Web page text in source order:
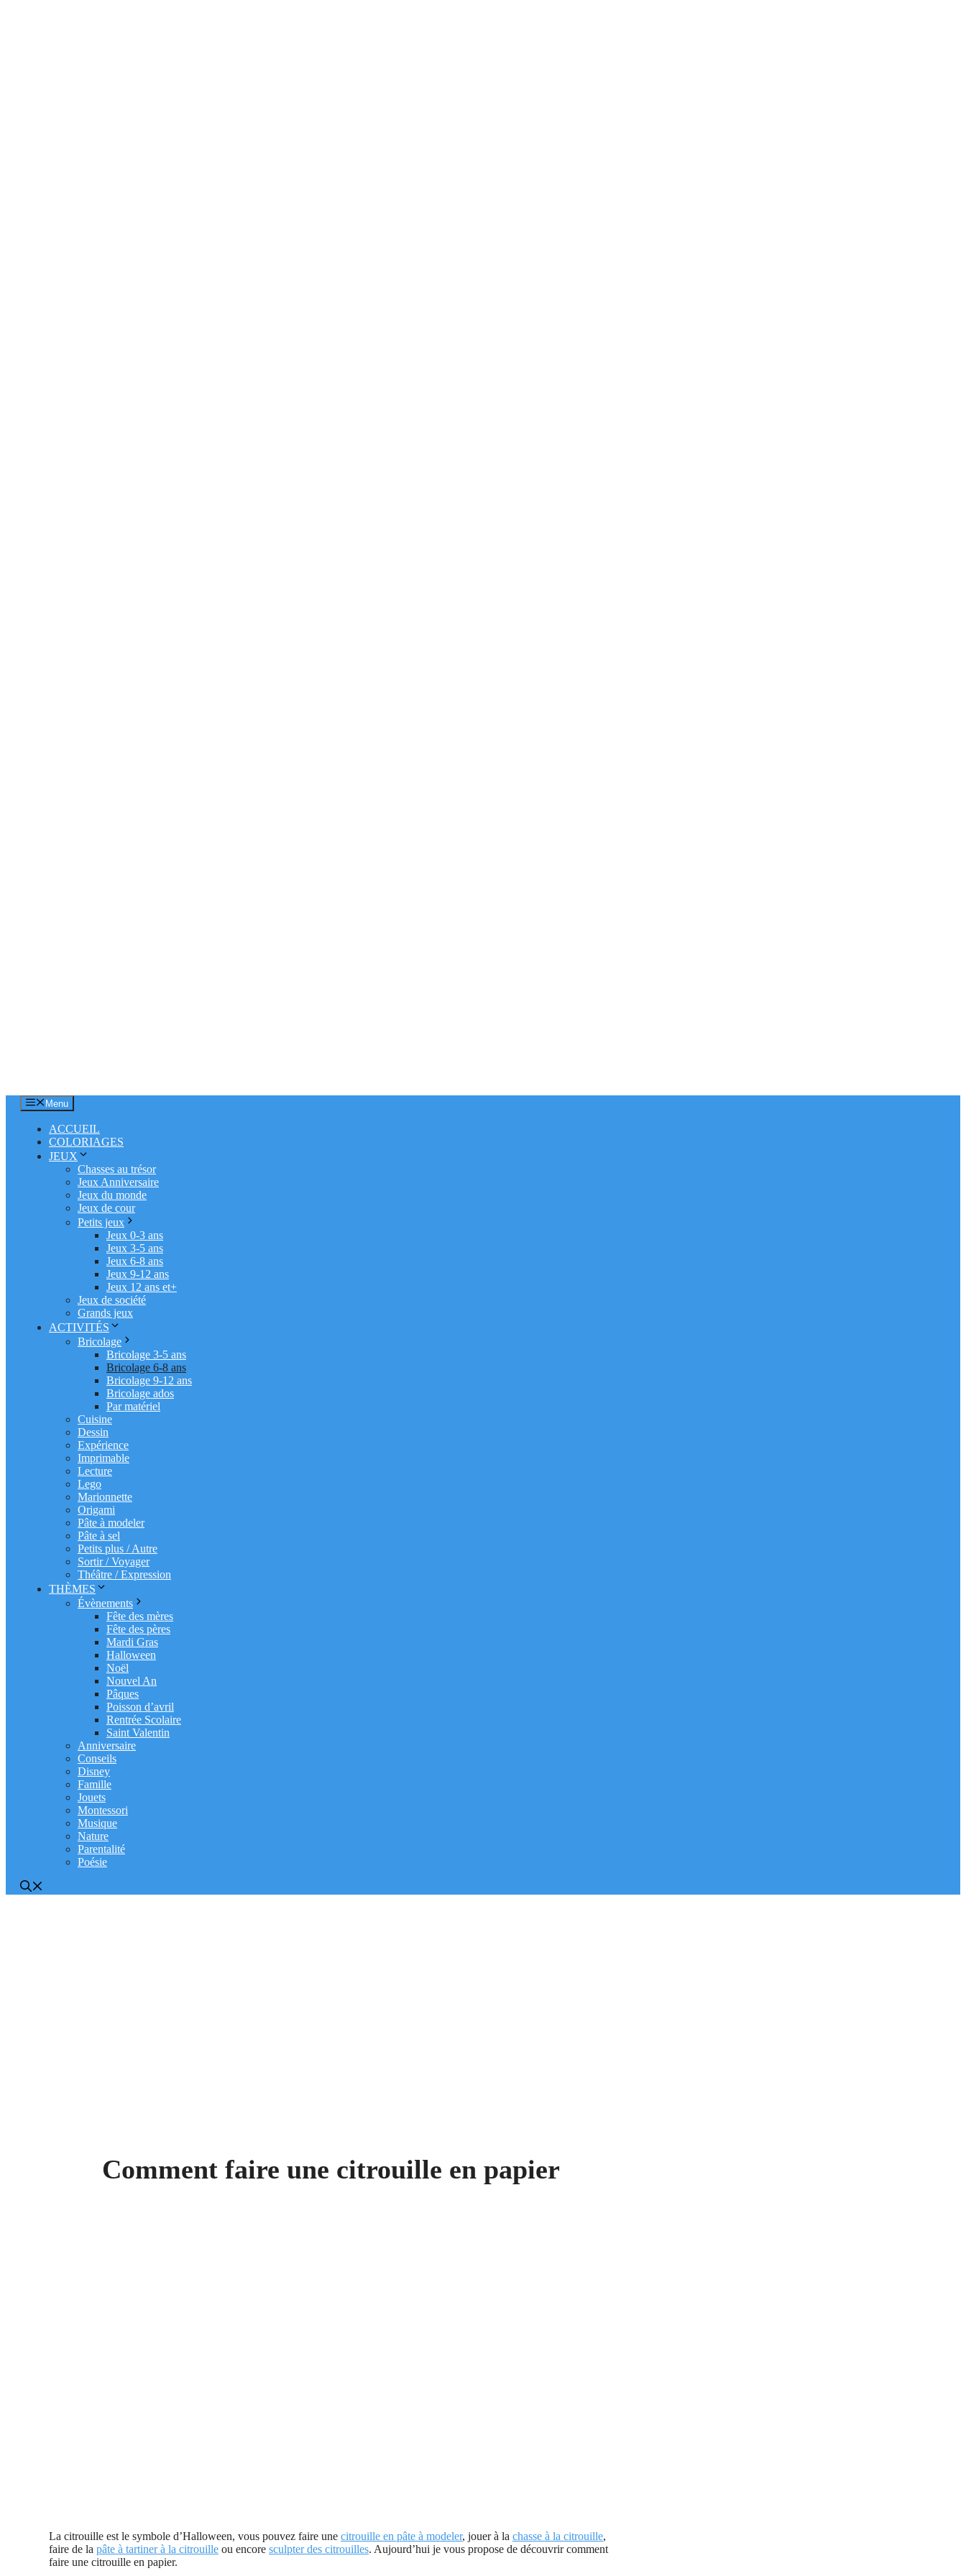
Menu
ACCUEIL
COLORIAGES
JEUX
Chasses au trésor
Jeux Anniversaire
Jeux du monde
Jeux de cour
Petits jeux
Jeux 0-3 ans
Jeux 3-5 ans
Jeux 6-8 ans
Jeux 9-12 ans
Jeux 12 ans et+
Jeux de société
Grands jeux
ACTIVITÉS
Bricolage
Bricolage 3-5 ans
Bricolage 6-8 ans
Bricolage 9-12 ans
Bricolage ados
Par matériel
Cuisine
Dessin
Expérience
Imprimable
Lecture
Lego
Marionnette
Origami
Pâte à modeler
Pâte à sel
Petits plus / Autre
Sortir / Voyager
Théâtre / Expression
THÈMES
Évènements
Fête des mères
Fête des pères
Mardi Gras
Halloween
Noël
Nouvel An
Pâques
Poisson d’avril
Rentrée Scolaire
Saint Valentin
Anniversaire
Conseils
Disney
Famille
Jouets
Montessori
Musique
Nature
Parentalité
Poésie
Comment faire une citrouille en papier
La citrouille est le symbole d’Halloween, vous pouvez faire une citrouille en pâte à modeler, jouer à la chasse à la citrouille,
faire de la pâte à tartiner à la citrouille ou encore sculpter des citrouilles. Aujourd’hui je vous propose de découvrir comment
faire une citrouille en papier.